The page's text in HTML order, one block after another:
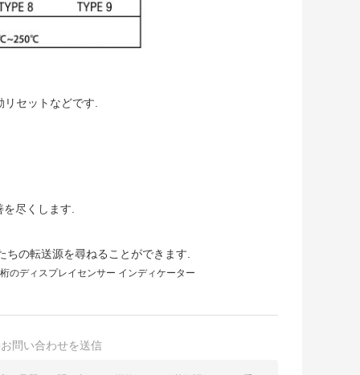
セットなどです.
尽くします.
の転送源を尋ねることができます.
のディスプレイセンサー インディケーター
問い合わせを送信